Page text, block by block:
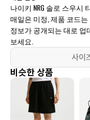
나이키 NRG 솔로 스우시
매일은 미정, 제품 코드는
정보가 공개되는 대로 업
보세요.
사이
비슷한 상품